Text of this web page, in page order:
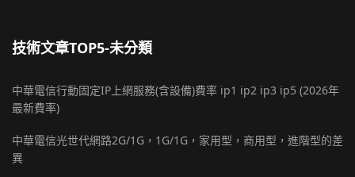
技術文章TOP5-未分類
中華電信行動固定IP上網服務(含設備)費率 ip1 ip2 ip3 ip5 (2026年
最新費率)
中華電信光世代網路2G/1G，1G/1G，家用型，商用型，進階型的差
異